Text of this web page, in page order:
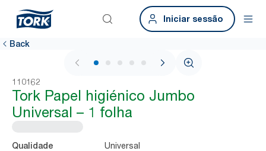
Iniciar sessão
Back
1 / 6
110162
Tork Papel higiénico Jumbo
Universal – 1 folha
Qualidade Universal